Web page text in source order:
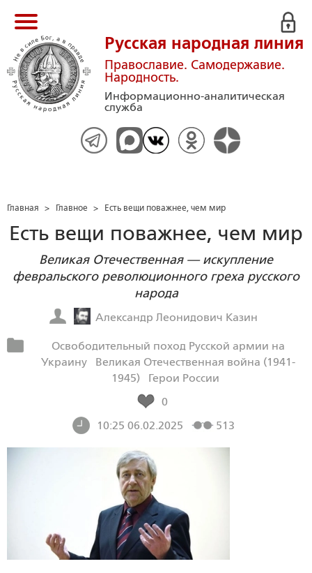
Русская народная линия
Православие. Самодержавие.
Народность.
Информационно-аналитическая
служба
Главная > Главное > Есть вещи поважнее, чем мир
Есть вещи поважнее, чем мир
Великая Отечественная — искупление
февральского революционного греха русского
народа
Александр Леонидович Казин
Освободительный поход Русской армии на
Украину
Великая Отечественная война (1941-
1945)
Герои России
0
10:25 06.02.2025
513